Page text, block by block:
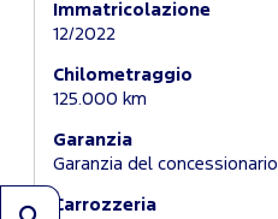
Immatricolazione
12/2022
Chilometraggio
125.000 km
Garanzia
Garanzia del concessionario
Carrozzeria